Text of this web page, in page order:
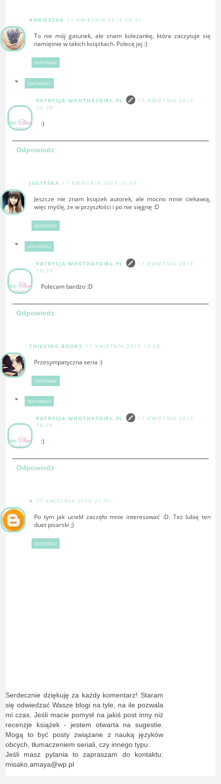
AGNIESZKA 17 KWIETNIA 2019 08:41
To nie mój gatunek, ale znam koleżankę, która zaczytuje się
namiętnie w takich książkach. Polecę jej :)
ODPOWIEDZ
ODPOWIEDZI
PATRYCJA WHOTHATGIRL.PL
17 KWIETNIA 2019
16:39
:)
Odpowiedz
JUSTYŚKA 17 KWIETNIA 2019 10:55
Jeszcze nie znam książek autorek, ale mocno mnie ciekawią,
więc myślę, że w przyszłości i po nie sięgnę :D
ODPOWIEDZ
ODPOWIEDZI
PATRYCJA WHOTHATGIRL.PL
17 KWIETNIA 2019
16:39
Polecam bardzo :D
Odpowiedz
THIEVING BOOKS 17 KWIETNIA 2019 14:58
Przesympatyczna seria :)
ODPOWIEDZ
ODPOWIEDZI
PATRYCJA WHOTHATGIRL.PL
17 KWIETNIA 2019
16:39
:)
Odpowiedz
A 17 KWIETNIA 2019 21:51
Po tym jak uciekł zaczęło mnie interesować :D. Też lubię ten
duet pisarski ;)
ODPOWIEDZ
Serdecznie dziękuję za każdy komentarz! Staram
się odwiedzać Wasze blogi na tyle, na ile pozwala
mi czas. Jeśli macie pomysł na jakiś post inny niż
recenzje książek - jestem otwarta na sugestie.
Mogą to być posty związane z nauką języków
obcych, tłumaczeniem seriali, czy innego typu.
Jeśli masz pytania to zapraszam do kontaktu:
misako.amaya@wp.pl